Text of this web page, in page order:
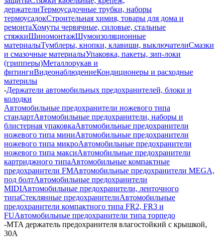
держателиТермоусадочные трубки, наборы
термоусадокСтроительная химия, товары для дома и
ремонтаХомуты червячные, силовые, стальные
стяжкиШиномонтажШумоизоляционные
материалыТумблеры, кнопки, клавиши, выключателиСмазки
и смазочные материалыУпаковка, пакеты, зип-локи
(грипперы)Металлорукав и
фитингиВидеонаблюдениеКондиционеры и расходные
материлы
-Держатели автомобильных предохранителей, блоки и
колодки
Автомобильные предохранители ножевого типа
стандартАвтомобильные предохранители, наборы и
блистерная упаковкаАвтомобильные предохранители
ножевого типа миниАвтомобильные предохранители
ножевого типа микроАвтомобильные предохранители
ножевого типа максиАвтомобильные предохранители
картриджного типаАвтомобильные компактные
предохранители FMАвтомобильные предохранители MEGA,
под болтАвтомобильные предохранители
MIDIАвтомобильные предохранители, ленточного
типаСтеклянные предохранителиАвтомобильные
предохранители компактного типа FR2, FR3 и
FUАвтомобильные предохранители типа торпедо
-MTA держатель предохранителя влагостойкий с крышкой,
30A